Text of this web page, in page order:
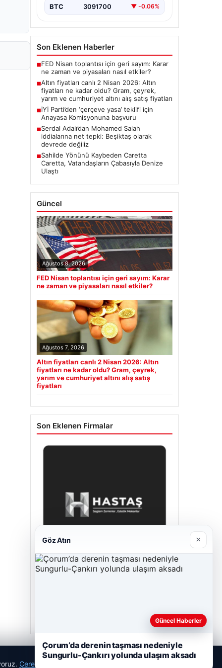
BTC 3091700 ▼ -0.06%
Son Eklenen Haberler
■FED Nisan toplantısı için geri sayım: Karar
ne zaman ve piyasaları nasıl etkiler?
■Altın fiyatları canlı 2 Nisan 2026: Altın
fiyatları ne kadar oldu? Gram, çeyrek,
yarım ve cumhuriyet altını alış satış fiyatları
■İYİ Parti’den ‘çerçeve yasa’ teklifi için
Anayasa Komisyonuna başvuru
■Serdal Adalı’dan Mohamed Salah
iddialarına net tepki: Beşiktaş olarak
devrede değiliz
■Sahilde Yönünü Kaybeden Caretta
Caretta, Vatandaşların Çabasıyla Denize
Ulaştı
Güncel
Ağustos 8, 2026
FED Nisan toplantısı için geri sayım: Karar
ne zaman ve piyasaları nasıl etkiler?
Ağustos 7, 2026
Altın fiyatları canlı 2 Nisan 2026: Altın
fiyatları ne kadar oldu? Gram, çeyrek,
yarım ve cumhuriyet altını alış satış
fiyatları
Son Eklenen Firmalar
Çerez Politikamız
Göz Atın ×
Güncel Haberler
Çorum’da derenin taşması nedeniyle
Sungurlu-Çankırı yolunda ulaşım aksadı